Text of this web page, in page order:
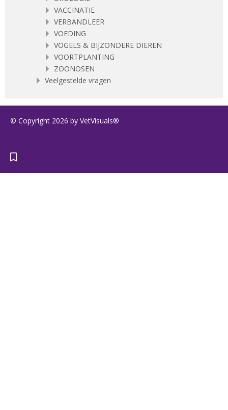
VACCINATIE
VERBANDLEER
VOEDING
VOGELS & BIJZONDERE DIEREN
VOORTPLANTING
ZOONOSEN
Veelgestelde vragen
© Copyright 2026 by VetVisuals®